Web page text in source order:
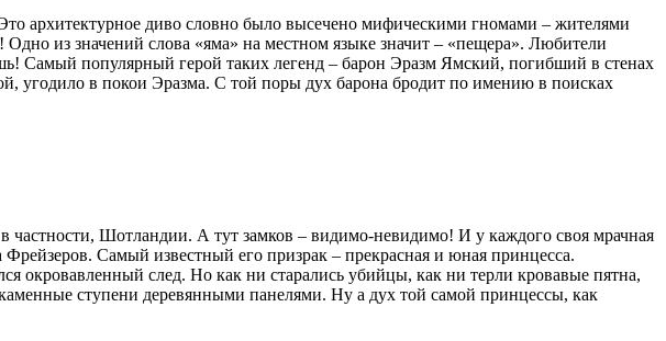
архитектурное диво словно было высечено мифическими гномами – жителями
из значений слова «яма» на местном языке значит – «пещера». Любители
Самый популярный герой таких легенд – барон Эразм Ямский, погибший в стенах
угодило в покои Эразма. С той поры дух барона бродит по имению в поисках
частности, Шотландии. А тут замков – видимо-невидимо! И у каждого своя мрачная
Самый известный его призрак – прекрасная и юная принцесса.
окровавленный след. Но как ни старались убийцы, как ни терли кровавые пятна,
ступени деревянными панелями. Ну а дух той самой принцессы, как